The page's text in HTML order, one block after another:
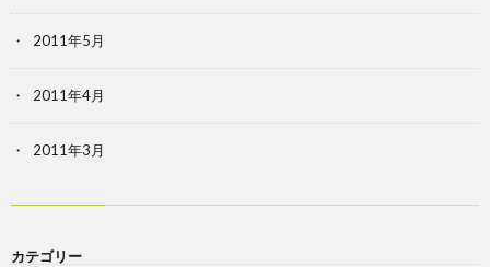
2011年5月
2011年4月
2011年3月
カテゴリー